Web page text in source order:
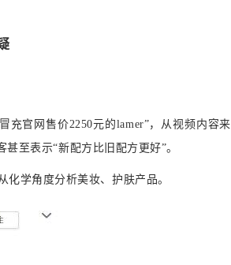
充官网售价2250元的lamer”，从视频内容来
至表示“新配方比旧配方更好”。
学角度分析美妆、护肤产品。